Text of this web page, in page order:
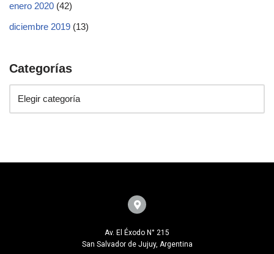
enero 2020 (42)
diciembre 2019 (13)
Categorías
Av. El Éxodo N° 215
San Salvador de Jujuy, Argentina